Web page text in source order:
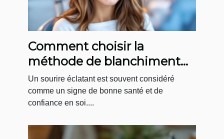
Comment choisir la
méthode de blanchiment
dentaire adaptée à vos
besoins ?
Un sourire éclatant est souvent considéré
comme un signe de bonne santé et de
confiance en soi....